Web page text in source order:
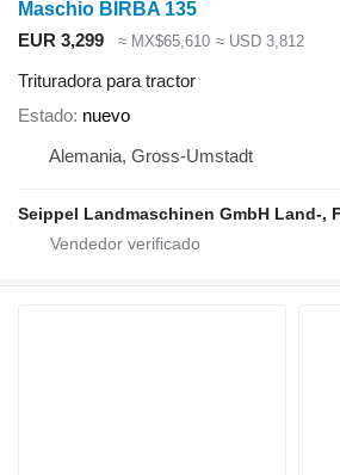
Maschio BIRBA 135
EUR 3,299
≈ MX$65,610 ≈ USD 3,812
Trituradora para tractor
Estado nuevo
Alemania, Gross-Umstadt